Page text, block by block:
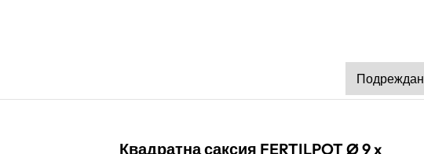
Квадратна саксия FERTILPOT Ø 9 x